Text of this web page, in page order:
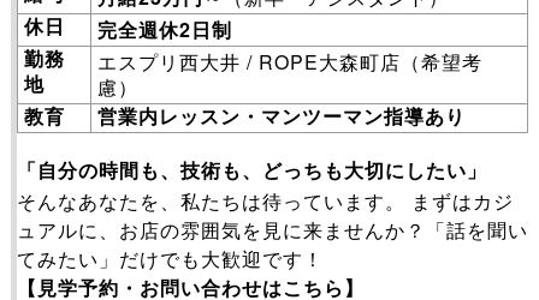
休日
完全週休2 日制
勤務
地
エスプリ西大井 / ROPE大森町店（希望考
慮）
教育
営業内レッスン・マンツーマン指導あり
「自分の時間も、技術も、どっちも大切にしたい」
そんなあなたを、私たちは待っています。 まずはカジ
ュアルに、お店の雰囲気を見に来ませんか？「話を聞い
てみたい」だけでも大歓迎です！
【見学予約・お問い合わせはこちら】